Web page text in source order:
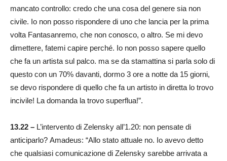
mancato controllo: credo che una cosa del genere sia non
civile. Io non posso rispondere di uno che lancia per la prima
volta Fantasanremo, che non conosco, o altro. Se mi devo
dimettere, fatemi capire perché. Io non posso sapere quello
che fa un artista sul palco. ma se da stamattina si parla solo di
questo con un 70% davanti, dormo 3 ore a notte da 15 giorni,
se devo rispondere di quello che fa un artisto in diretta lo trovo
incivile! La domanda la trovo superflua!”.
13.22 – L’intervento di Zelensky all’1.20: non pensate di
anticiparlo? Amadeus: “Allo stato attuale no. Io avevo detto
che qualsiasi comunicazione di Zelensky sarebbe arrivata a